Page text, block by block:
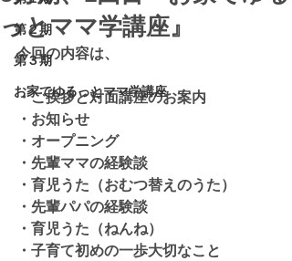
第２期
第３期
お家でゆるっとママ学講座
っとママ学講座』
今回の内容は、
・ご挨拶と対面講座のお案内
・お知らせ
・オープニング
・先輩ママの経験談
・育児うた（おむつ替えのうた）
・先輩パパの経験談
・育児うた（ねんね）
・子育て初めの一歩大切なこと